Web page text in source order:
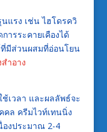
แรง เช่น ไฮโดรควิ
ารระคายเคืองได้
มีส่วนผสมที่อ่อนโยน
ำอาง
เวลา และผลลัพธ์จะ
คล ครีมไวท์เทนนิ่ง
องประมาณ 2-4